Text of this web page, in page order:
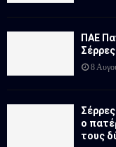
ΠΑΕ
8
ο
τους